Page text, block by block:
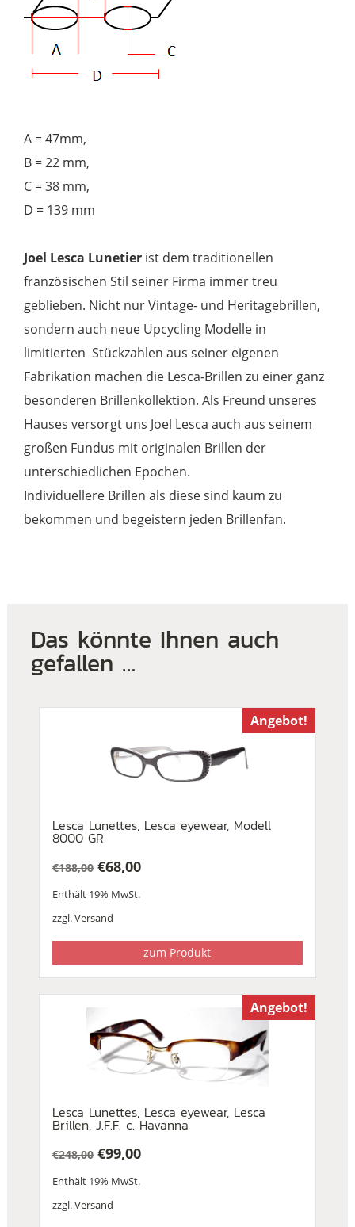
A = 47mm,
B = 22 mm,
C = 38 mm,
D = 139 mm
Joel Lesca Lunetier ist dem traditionellen
französischen Stil seiner Firma immer treu
geblieben. Nicht nur Vintage- und Heritagebrillen,
sondern auch neue Upcycling Modelle in
limitierten Stückzahlen aus seiner eigenen
Fabrikation machen die Lesca-Brillen zu einer ganz
besonderen Brillenkollektion. Als Freund unseres
Hauses versorgt uns Joel Lesca auch aus seinem
großen Fundus mit originalen Brillen der
unterschiedlichen Epochen.
Individuellere Brillen als diese sind kaum zu
bekommen und begeistern jeden Brillenfan.
Das könnte Ihnen auch
gefallen …
Angebot!
Lesca Lunettes, Lesca eyewear, Modell
8000 GR
€188,00
Preis
war:
€68,00
Preis
ist:
Enthält 19% MwSt.
zzgl.Versand
zum Produkt
Angebot!
Lesca Lunettes, Lesca eyewear, Lesca
Brillen, J.F.F. c. Havanna
€248,00
Preis
war:
€99,00
Preis
ist:
Enthält 19% MwSt.
zzgl.Versand